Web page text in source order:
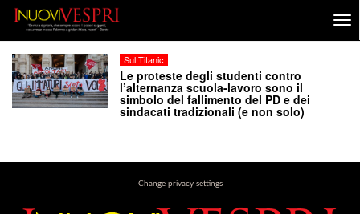
Sul Titanic
Le proteste degli studenti contro
l’alternanza scuola-lavoro sono il
simbolo del fallimento del PD e dei
sindacati tradizionali (e non solo)
Change privacy settings